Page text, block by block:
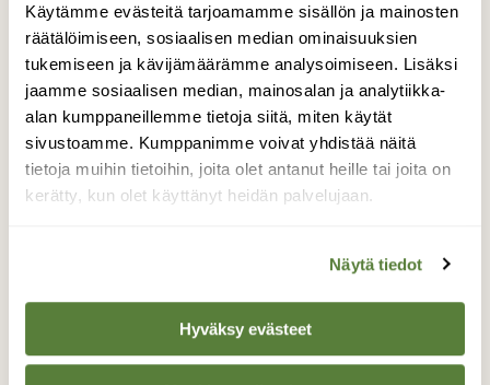
Käytämme evästeitä tarjoamamme sisällön ja mainosten
räätälöimiseen, sosiaalisen median ominaisuuksien
tukemiseen ja kävijämäärämme analysoimiseen. Lisäksi
jaamme sosiaalisen median, mainosalan ja analytiikka-
alan kumppaneillemme tietoja siitä, miten käytät
sivustoamme. Kumppanimme voivat yhdistää näitä
tietoja muihin tietoihin, joita olet antanut heille tai joita on
kerätty, kun olet käyttänyt heidän palvelujaan.
Näytä tiedot
Hyväksy evästeet
Metsälaidunalueeseen kuuluu myös ennallistettu puro.
Kuva: Marjaana Toivonen